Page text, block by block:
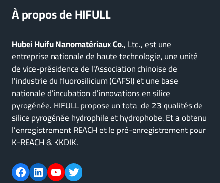
À propos de HIFULL
Hubei Huifu Nanomatériaux Co., Ltd., est une
entreprise nationale de haute technologie, une unité
de vice-présidence de l'Association chinoise de
l'industrie du fluorosilicium (CAFSI) et une base
nationale d'incubation d'innovations en silice
pyrogénée. HIFULL propose un total de 23 qualités de
silice pyrogénée hydrophile et hydrophobe. Et a obtenu
l'enregistrement REACH et le pré-enregistrement pour
K-REACH & KKDIK.
Facebook
LinkedIn
YouTube
Twitter